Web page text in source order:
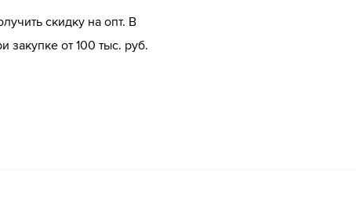
скидку на опт. В
от 100 тыс. руб.